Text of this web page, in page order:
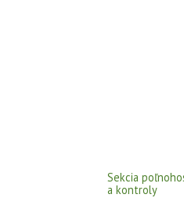
Sekcia
a kontroly